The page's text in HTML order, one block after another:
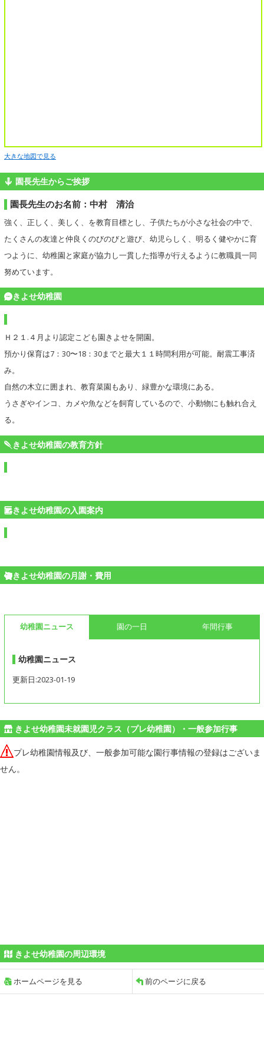
大きな地図で見る
園長先生からご挨拶
園長先生のお名前：中村 清治
強く、正しく、美しく、を教育目標とし、子供たちが小さな社会の中で、
たくさんの友達と仲良くのびのびと遊び、幼児らしく、明るく健やかに育
つように、幼稚園と家庭が協力し一貫した指導が行えるように教職員一同
努めています。
きよせ幼稚園
Ｈ２１.４月より認定こども園きよせを開園。
預かり保育は7：30〜18：30までと最大１１時間利用が可能。耐震工事済
み。
自然の木立に囲まれ、教育菜園もあり、緑豊かな環境にある。
うさぎやインコ、カメや魚などを飼育しているので、小動物にも触れ合え
る。
きよせ幼稚園の教育方針
きよせ幼稚園の入園案内
きよせ幼稚園の月謝・費用
幼稚園ニュース 園の一日 年間行事
幼稚園ニュース
更新日:2023-01-19
きよせ幼稚園未就園児クラス（プレ幼稚園）・一般参加行事
プレ幼稚園情報及び、一般参加可能な園行事情報の登録はございま
せん。
きよせ幼稚園の周辺環境
ホームページを見る 前のページに戻る